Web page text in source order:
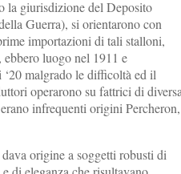
la giurisdizione del Deposito
Guerra), si orientarono con
importazioni di tali stalloni,
luogo nel 1911 e
malgrado le difficoltà ed il
operarono su fattrici di diversa
infrequenti origini Percheron,
origine a soggetti robusti di